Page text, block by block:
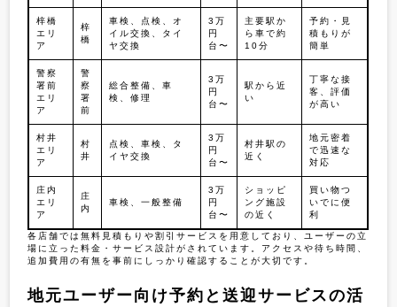
梓橋
エリ
ア
梓
橋
車検、点検、オ
イル交換、タイ
ヤ交換
3万
円
台〜
主要駅か
ら車で約
10分
予約・見
積もりが
簡単
警察
署前
エリ
ア
警
察
署
前
総合整備、車
検、修理
3万
円
台〜
駅から近
い
丁寧な接
客、評価
が高い
村井
エリ
ア
村
井
点検、車検、タ
イヤ交換
3万
円
台〜
村井駅の
近く
地元密着
で迅速な
対応
庄内
エリ
ア
庄
内
車検、一般整備
3万
円
台〜
ショッピ
ング施設
の近く
買い物つ
いでに便
利
各店舗では無料見積もりや割引サービスを用意しており、ユーザーの立
場に立った料金・サービス設計がされています。アクセスや待ち時間、
追加費用の有無を事前にしっかり確認することが大切です。
地元ユーザー向け予約と送迎サービスの活